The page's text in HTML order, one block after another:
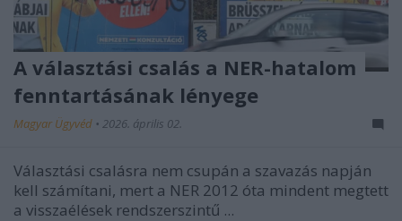
A választási csalás a NER-hatalom
fenntartásának lényege
Magyar Ügyvéd • 2026. április 02.
Választási csalásra nem csupán a szavazás napján
kell számítani, mert a NER 2012 óta mindent megtett
a visszaélések rendszerszintű ...